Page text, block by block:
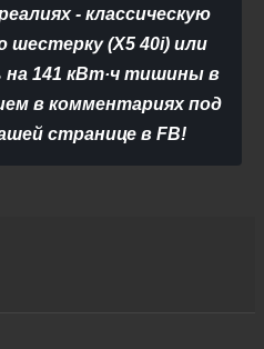
- классическую
шестерку (X5 40i) или
на 141 кВт·ч тишины в
в комментариях под
странице в FB!